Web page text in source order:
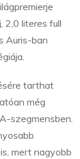
2,0 literes full
Auris-ban
tarthat
még
szegmensben.
mert nagyobb